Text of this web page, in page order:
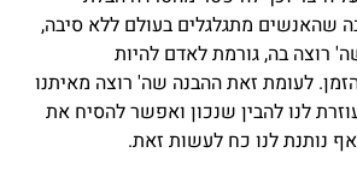
שהאנשים מתגלגלים בעולם ללא סיבה,
רוצה בה, גורמת לאדם להיות
לעומת זאת ההבנה שה' רוצה מאיתנו
לנו להבין שנכון ואפשר להסיח את
נותנת לנו כח לעשות זאת.